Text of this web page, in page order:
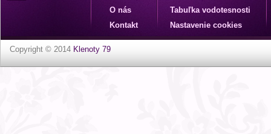
O nás
Kontakt
Tabuľka vodotesnosti
Nastavenie cookies
Copyright © 2014 Klenoty 79